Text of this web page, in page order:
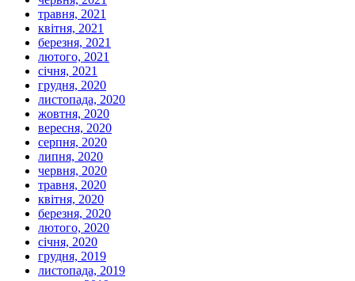
травня, 2021
квітня, 2021
березня, 2021
лютого, 2021
січня, 2021
грудня, 2020
листопада, 2020
жовтня, 2020
вересня, 2020
серпня, 2020
липня, 2020
червня, 2020
травня, 2020
квітня, 2020
березня, 2020
лютого, 2020
січня, 2020
грудня, 2019
листопада, 2019